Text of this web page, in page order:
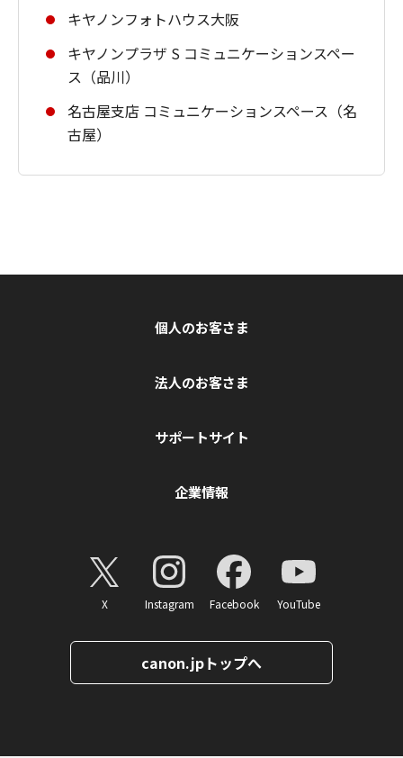
キヤノンフォトハウス大阪
キヤノンプラザ S コミュニケーションスペー
ス（品川）
名古屋支店 コミュニケーションスペース（名
古屋）
個人のお客さま
法人のお客さま
サポートサイト
企業情報
X Instagram Facebook YouTube
canon.jpトップへ